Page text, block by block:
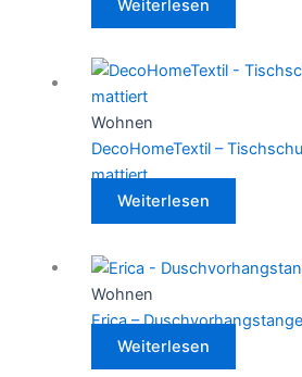
Weiterlesen
Wohnen
DecoHomeTextil –
mattiert
Weiterlesen
Wohnen
Erica – Duschvorhangstange
Weiterlesen